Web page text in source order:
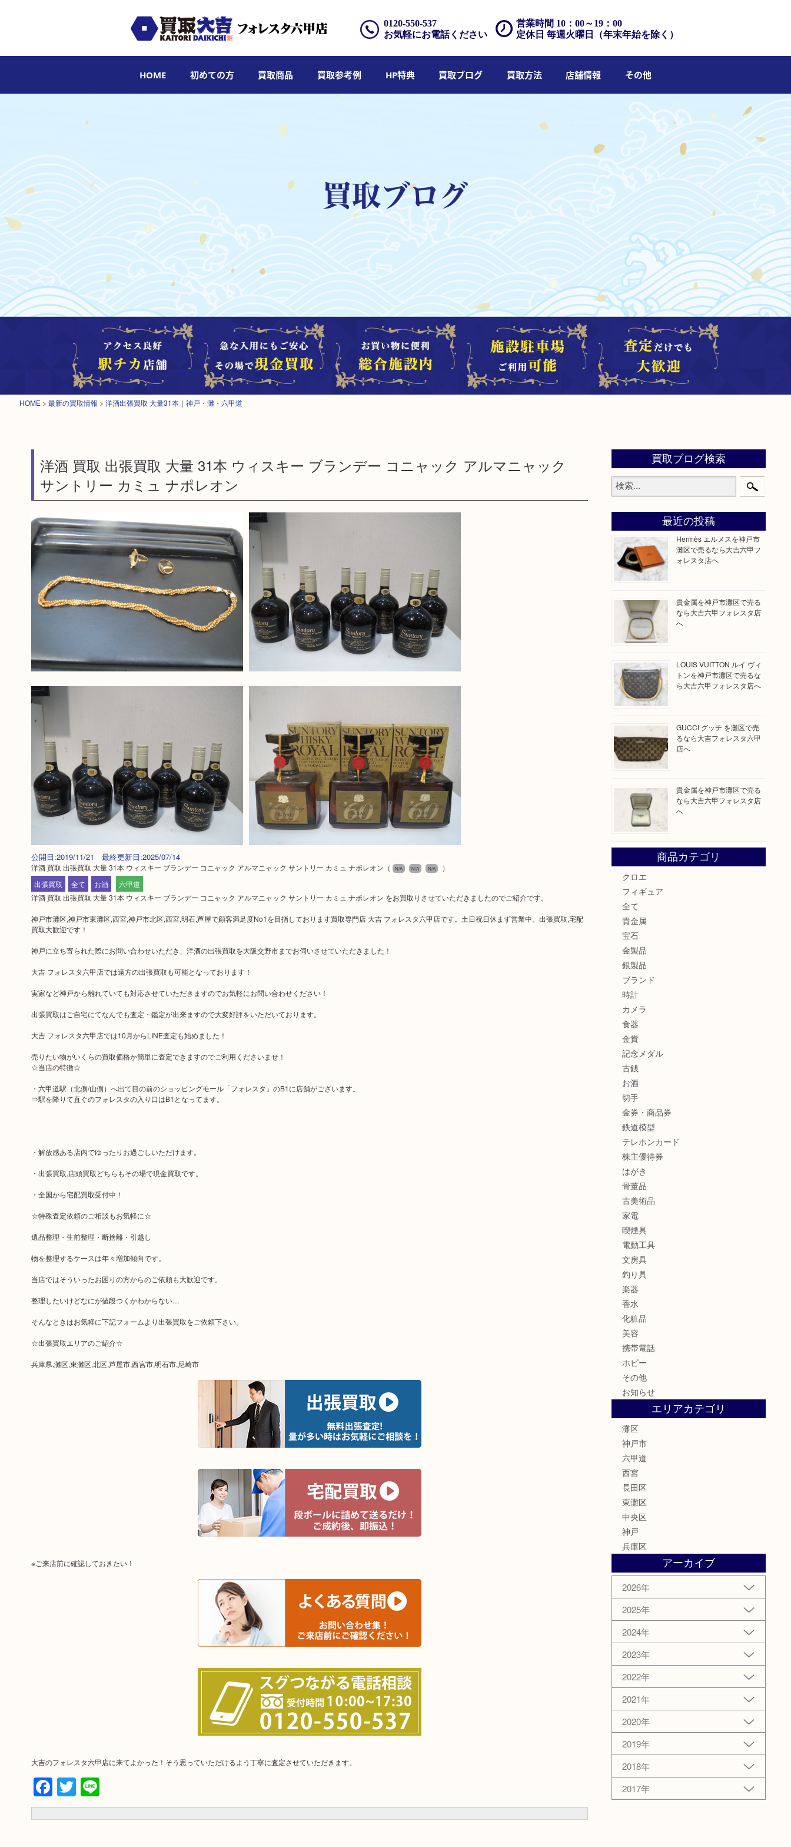
営業時間 10：00～19：00
定休日 毎週火曜日（年末年始を除く）
0120-550-537
お気軽にお電話ください
HOME 初めての方 買取商品 買取参考例 HP特典 買取ブログ 買取方法 店舗情報 その他
HOME > 最新の買取情報 > 洋酒出張買取 大量31本｜神戸・灘・六甲道
洋酒 買取 出張買取 大量 31本 ウィスキー ブランデー コニャック アルマニャック
サントリー カミュ ナポレオン
公開日:2019/11/21 最終更新日:2025/07/14
洋酒 買取 出張買取 大量 31本 ウィスキー ブランデー コニャック アルマニャック サントリー カミュ ナポレオン （ N/A N/A N/A
）
出張買取
全て お酒
六甲道
洋酒 買取 出張買取 大量 31本 ウィスキー ブランデー コニャック アルマニャック サントリー カミュ ナポレオン をお買取りさせていただきましたのでご紹介です。
神戸市灘区,神戸市東灘区,西宮,神戸市北区,西宮,明石,芦屋で顧客満足度No1を目指しております買取専門店 大吉 フォレスタ六甲店です。土日祝日休まず営業中。出張買取,宅配
買取大歓迎です！
神戸に立ち寄られた際にお問い合わせいただき、洋酒の出張買取を大阪交野市までお伺いさせていただきました！
大吉 フォレスタ六甲店では遠方の出張買取も可能となっております！
実家など神戸から離れていても対応させていただきますのでお気軽にお問い合わせください！
出張買取はご自宅にてなんでも査定・鑑定が出来ますので大変好評をいただいております。
大吉 フォレスタ六甲店では10月からLINE査定も始めました！
売りたい物がいくらの買取価格か簡単に査定できますのでご利用くださいませ！
☆当店の特徴☆
・六甲道駅（北側/山側）へ出て目の前のショッピングモール「フォレスタ」のB1に店舗がございます。
⇒駅を降りて直ぐのフォレスタの入り口はB1となってます。
・解放感ある店内でゆったりお過ごしいただけます。
・出張買取,店頭買取どちらもその場で現金買取です。
・全国から宅配買取受付中！
☆特殊査定依頼のご相談もお気軽に☆
遺品整理・生前整理・断捨離・引越し
物を整理するケースは年々増加傾向です。
当店ではそういったお困りの方からのご依頼も大歓迎です。
整理したいけどなにが値段つくかわからない…
そんなときはお気軽に下記フォームより出張買取をご依頼下さい。
☆出張買取エリアのご紹介☆
兵庫県,灘区,東灘区,北区,芦屋市,西宮市,明石市,尼崎市
※ご来店前に確認しておきたい！
大吉のフォレスタ六甲店に来てよかった！そう思っていただけるよう丁寧に査定させていただきます。
Facebook
Twitter
Line
買取ブログ検索
最近の投稿
Hermès エルメスを神戸市
灘区で売るなら大吉六甲フ
ォレスタ店へ
貴金属を神戸市灘区で売る
なら大吉六甲フォレスタ店
へ
LOUIS VUITTON ルイ ヴィ
トンを神戸市灘区で売るな
ら大吉六甲フォレスタ店へ
GUCCI グッチ を灘区で売
るなら大吉フォレスタ六甲
店へ
貴金属を神戸市灘区で売る
なら大吉六甲フォレスタ店
へ
商品カテゴリ
クロエ
フィギュア
全て
貴金属
宝石
金製品
銀製品
ブランド
時計
カメラ
食器
金貨
記念メダル
古銭
お酒
切手
金券・商品券
鉄道模型
テレホンカード
株主優待券
はがき
骨董品
古美術品
家電
喫煙具
電動工具
文房具
釣り具
楽器
香水
化粧品
美容
携帯電話
ホビー
その他
お知らせ
エリアカテゴリ
灘区
神戸市
六甲道
西宮
長田区
東灘区
中央区
神戸
兵庫区
アーカイブ
2026年
2025年
2024年
2023年
2022年
2021年
2020年
2019年
2018年
2017年